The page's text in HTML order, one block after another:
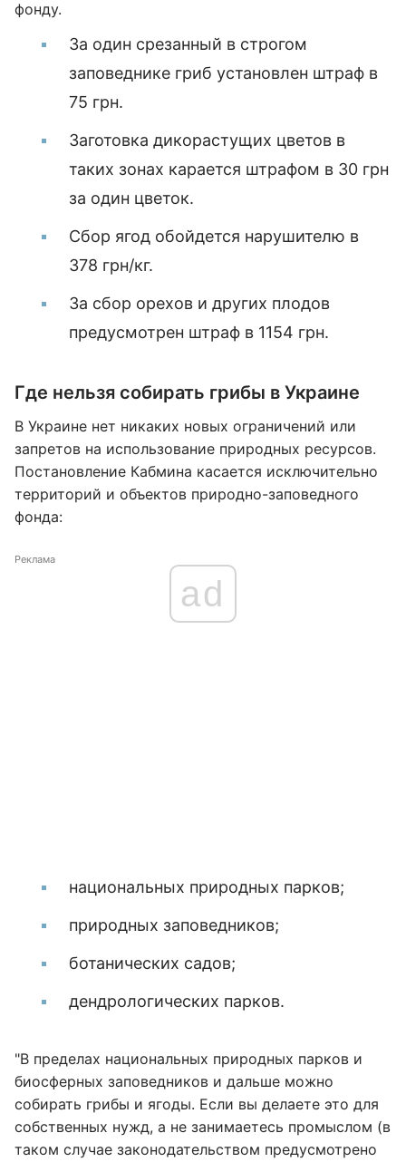
фонду.
За один срезанный в строгом
заповеднике гриб установлен штраф в
75 грн.
Заготовка дикорастущих цветов в
таких зонах карается штрафом в 30 грн
за один цветок.
Сбор ягод обойдется нарушителю в
378 грн/кг.
За сбор орехов и других плодов
предусмотрен штраф в 1154 грн.
Где нельзя собирать грибы в Украине
В Украине нет никаких новых ограничений или
запретов на использование природных ресурсов.
Постановление Кабмина касается исключительно
территорий и объектов природно-заповедного
фонда:
Реклама
ad
национальных природных парков;
природных заповедников;
ботанических садов;
дендрологических парков.
"В пределах национальных природных парков и
биосферных заповедников и дальше можно
собирать грибы и ягоды. Если вы делаете это для
собственных нужд, а не занимаетесь промыслом (в
таком случае законодательством предусмотрено